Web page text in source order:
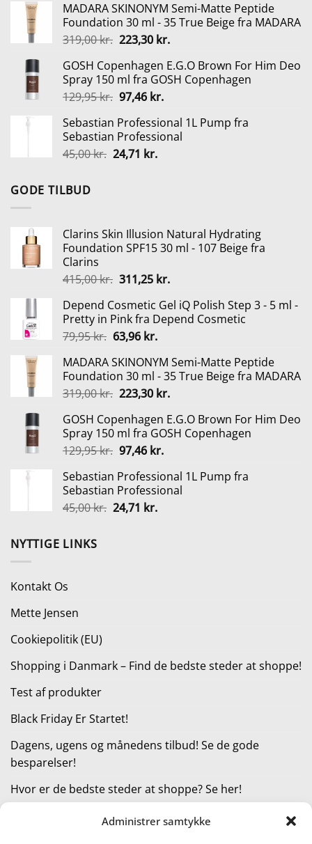
Administrer samtykke
pris
var:
79,95 kr..
pris
er:
63,96 kr..
MADARA SKINONYM Semi-Matte Peptide
Foundation 30 ml - 35 True Beige fra MADARA
319,00kr. Den
pris
var:
319,00 kr..
223,30 kr.Den
pris
er:
GOSH Copenhagen E.G.O Brown For Him Deo
Spray 150 ml fra GOSH Copenhagen
129,95kr. Den
pris
var:
129,95 kr..
97,46 kr.Den
pris
er:
Sebastian Professional 1L Pump fra
Sebastian Professional
45,00kr. Den
24,71 kr.Den
GODE TILBUD
Clarins Skin Illusion Natural Hydrating
Foundation SPF15 30 ml - 107 Beige fra
Clarins
415,00kr. Den
pris
var:
415,00 kr..
311,25 kr.Den
pris
er:
Depend Cosmetic Gel iQ Polish Step 3 - 5 ml -
Pretty in Pink fra Depend Cosmetic
79,95kr. Den
pris
var:
79,95 kr..
63,96 kr.Den
pris
er:
63,96 kr..
MADARA SKINONYM Semi-Matte Peptide
Foundation 30 ml - 35 True Beige fra MADARA
319,00kr. Den
pris
var:
319,00 kr..
223,30 kr.Den
pris
er:
GOSH Copenhagen E.G.O Brown For Him Deo
Spray 150 ml fra GOSH Copenhagen
129,95kr. Den
pris
var:
129,95 kr..
97,46 kr.Den
pris
er:
Sebastian Professional 1L Pump fra
Sebastian Professional
45,00kr. Den
24,71 kr.Den
NYTTIGE LINKS
Kontakt Os
Mette Jensen
Cookiepolitik (EU)
Shopping i Danmark – Find de bedste steder at shoppe!
Test af produkter
Black Friday Er Startet!
Dagens, ugens og månedens tilbud! Se de gode
besparelser!
Hvor er de bedste steder at shoppe? Se her!